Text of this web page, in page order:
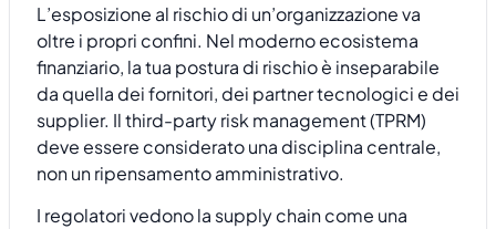
L’esposizione al rischio di un’organizzazione va
oltre i propri confini. Nel moderno ecosistema
finanziario, la tua postura di rischio è inseparabile
da quella dei fornitori, dei partner tecnologici e dei
supplier. Il third-party risk management (TPRM)
deve essere considerato una disciplina centrale,
non un ripensamento amministrativo.
I regolatori vedono la supply chain come una